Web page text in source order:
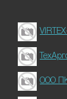
ООО